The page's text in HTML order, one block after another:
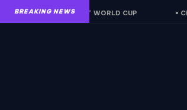
BREAKING NEWS
XẾP CHUNG KẾT WORLD CUP •